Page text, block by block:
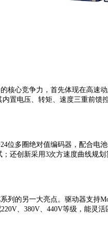
核心竞争力，首先体现在高速
置电压、转矩、速度三重前
位多圈绝对值编码器，配合电
还创新采用3次方速度曲线规
列的另一大亮点。驱动器支持
、380V、440V等级，能灵